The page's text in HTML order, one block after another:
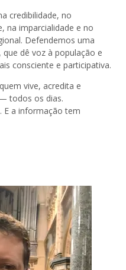
credibilidade, no
na imparcialidade e no
Defendemos uma
dê voz à população e
consciente e participativa.
vive, acredita e
todos os dias.
E a informação tem